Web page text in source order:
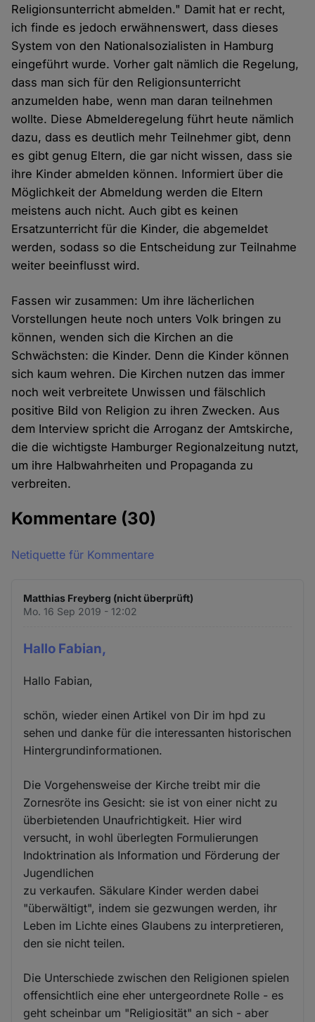
Religionsunterricht abmelden." Damit hat er recht,
ich finde es jedoch erwähnenswert, dass dieses
System von den Nationalsozialisten in Hamburg
eingeführt wurde. Vorher galt nämlich die Regelung,
dass man sich für den Religionsunterricht
anzumelden habe, wenn man daran teilnehmen
wollte. Diese Abmelderegelung führt heute nämlich
dazu, dass es deutlich mehr Teilnehmer gibt, denn
es gibt genug Eltern, die gar nicht wissen, dass sie
ihre Kinder abmelden können. Informiert über die
Möglichkeit der Abmeldung werden die Eltern
meistens auch nicht. Auch gibt es keinen
Ersatzunterricht für die Kinder, die abgemeldet
werden, sodass so die Entscheidung zur Teilnahme
weiter beeinflusst wird.
Fassen wir zusammen: Um ihre lächerlichen
Vorstellungen heute noch unters Volk bringen zu
können, wenden sich die Kirchen an die
Schwächsten: die Kinder. Denn die Kinder können
sich kaum wehren. Die Kirchen nutzen das immer
noch weit verbreitete Unwissen und fälschlich
positive Bild von Religion zu ihren Zwecken. Aus
dem Interview spricht die Arroganz der Amtskirche,
die die wichtigste Hamburger Regionalzeitung nutzt,
um ihre Halbwahrheiten und Propaganda zu
verbreiten.
Kommentare (30)
Netiquette für Kommentare
Matthias Freyberg (nicht überprüft)
Mo. 16 Sep 2019 - 12:02
Hallo Fabian,
Hallo Fabian,
schön, wieder einen Artikel von Dir im hpd zu
sehen und danke für die interessanten historischen
Hintergrundinformationen.
Die Vorgehensweise der Kirche treibt mir die
Zornesröte ins Gesicht: sie ist von einer nicht zu
überbietenden Unaufrichtigkeit. Hier wird
versucht, in wohl überlegten Formulierungen
Indoktrination als Information und Förderung der
Jugendlichen
zu verkaufen. Säkulare Kinder werden dabei
"überwältigt", indem sie gezwungen werden, ihr
Leben im Lichte eines Glaubens zu interpretieren,
den sie nicht teilen.
Die Unterschiede zwischen den Religionen spielen
offensichtlich eine eher untergeordnete Rolle - es
geht scheinbar um "Religiosität" an sich - aber